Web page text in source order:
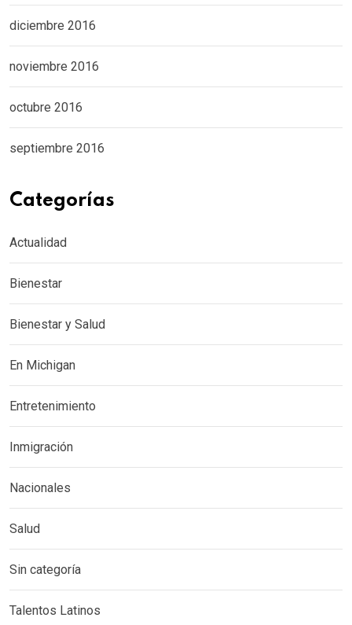
diciembre 2016
noviembre 2016
octubre 2016
septiembre 2016
Categorías
Actualidad
Bienestar
Bienestar y Salud
En Michigan
Entretenimiento
Inmigración
Nacionales
Salud
Sin categoría
Talentos Latinos